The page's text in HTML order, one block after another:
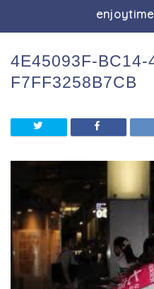
4E45093F-BC14-
F7FF3258B7CB